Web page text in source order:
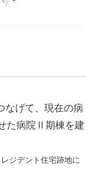
なげて、現在の病
た病院Ⅱ期棟を建
ジデント住宅跡地に